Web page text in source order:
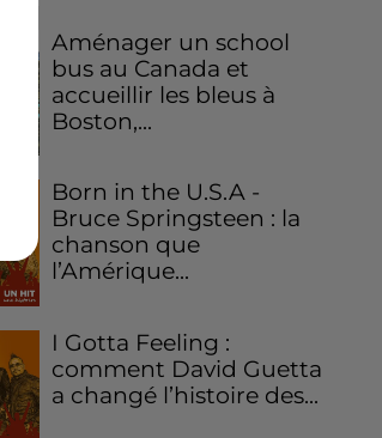
Aménager un school
bus au Canada et
accueillir les bleus à
Boston,...
Born in the U.S.A -
Bruce Springsteen : la
chanson que
l’Amérique...
I Gotta Feeling :
comment David Guetta
a changé l’histoire des...